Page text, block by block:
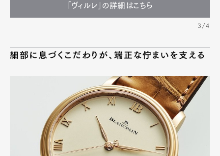
「ヴィルレ」の詳細はこちら
3/4
細部に息づくこだわりが、端正な佇まいを支える